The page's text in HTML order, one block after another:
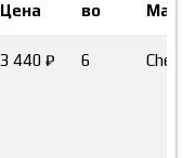
Цена
во
3 440 ₽ 6 Chery